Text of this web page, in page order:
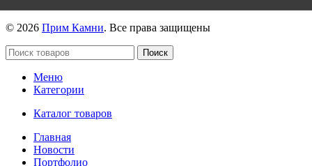
© 2026 Прим Камни. Все права защищены
Поиск
Меню
Категории
Каталог товаров
Главная
Новости
Портфолио